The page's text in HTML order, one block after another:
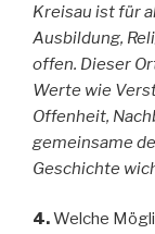
Kreisau ist für
Ausbildung,
offen. Dieser
Werte wie
Offenheit,
gemeinsame
Geschichte
4.Welche